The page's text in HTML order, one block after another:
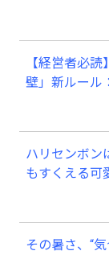
【経営者必
壁」新ルール
ハリセンボン
もすくえる可
その暑さ、“